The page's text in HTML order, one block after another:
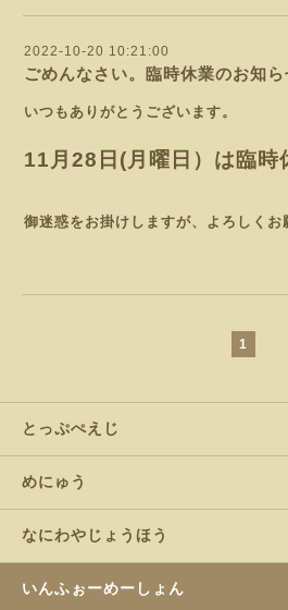
2022-10-20 10:21:00
ごめんなさい。臨時休業のお知ら
いつもありがとうございます。
11月28日(月曜日）は臨時
御迷惑をお掛けしますが、よろしくお
1
とっぷぺえじ
めにゅう
なにわやじょうほう
いんふぉーめーしょん